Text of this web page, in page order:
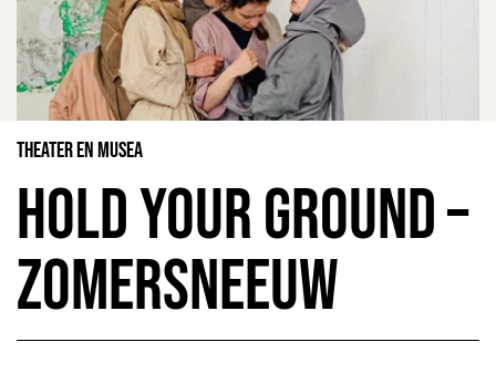
Theater en Musea
Hold Your Ground –
Zomersneeuw